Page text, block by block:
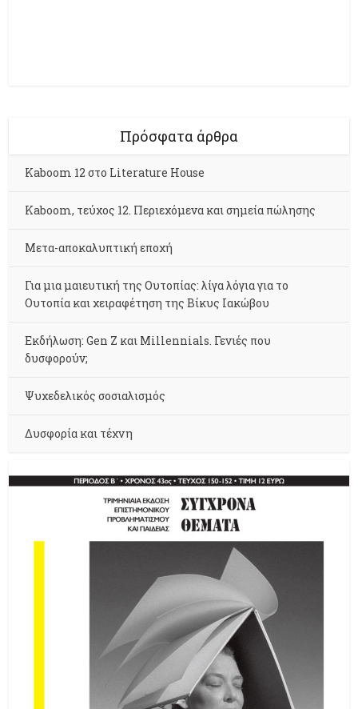
Πρόσφατα άρθρα
Kaboom 12 στο Literature House
Kaboom, τεύχος 12. Περιεχόμενα και σημεία πώλησης
Μετα-αποκαλυπτική εποχή
Για μια μαιευτική της Ουτοπίας: λίγα λόγια για το
Ουτοπία και χειραφέτηση της Βίκυς Ιακώβου
Εκδήλωση: Gen Z και Millennials. Γενιές που
δυσφορούν;
Ψυχεδελικός σοσιαλισμός
Δυσφορία και τέχνη